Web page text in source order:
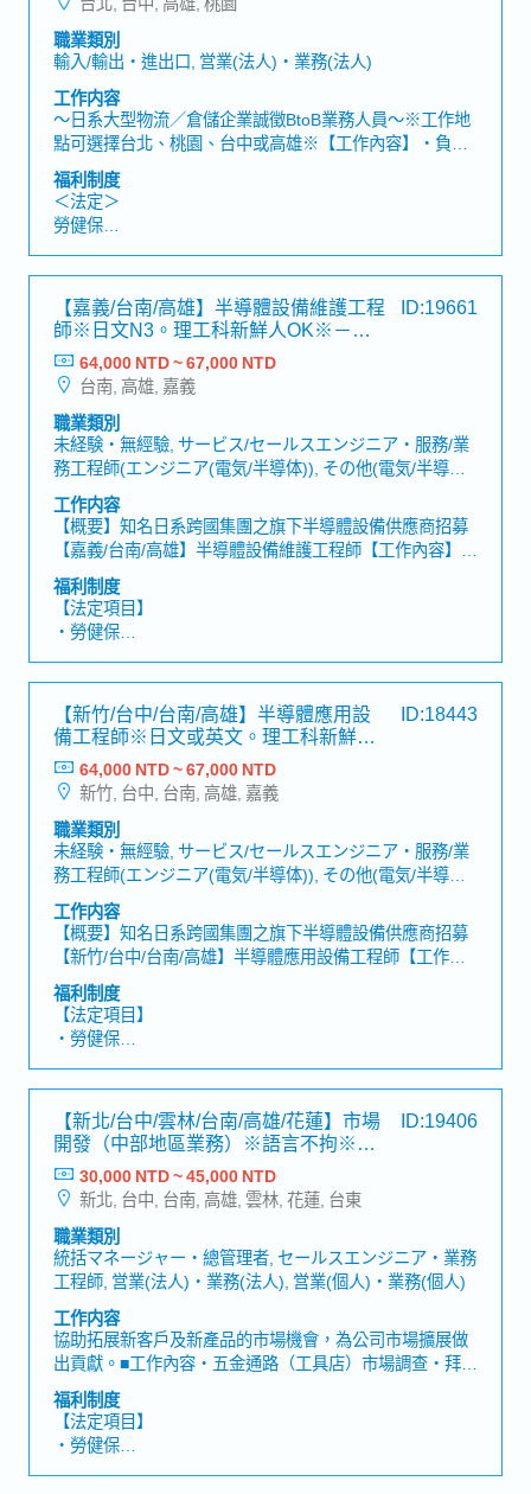
職業類別
輸入/輸出・進出口, 営業(法人)・業務(法人)
工作内容
～日系大型物流／倉儲企業誠徵BtoB業務人員～※工作地
點可選擇台北、桃園、台中或高雄※【工作內容】・負責
國際進出口、國內運輸、倉儲管理及庫存管理等整體物流
服務業務・開發新客戶並維護既有客戶關係※主要以新客
戶開發為主・透過電話開發潛在客戶，安排拜訪行程並進
行業務提案・了解客戶需求，提供最適合的物流解決方案
福利制度
＜法定＞
勞健保
各種休假(特別休假、婚假、喪假、生理假、產檢假、陪產
假、產假、育嬰假)
退休金
＜公司福利＞
・獎金：1個月～※依公司內部規定決定
・三節獎金
・員工旅遊(不定期)
【嘉義/台南/高雄】半導體設備維護工程
師※日文N3。理工科新鮮人OK※－日
系半導體設備供應商
ID:19661
64,000 NTD ~ 67,000 NTD
台南, 高雄, 嘉義
職業類別
未経験・無經驗, サービス/セールスエンジニア・服務/業
務工程師(エンジニア(電気/半導体)), その他(電気/半導体)
エンジニア・其他(電機/半導體)工程師, サービス/セール
スエンジニア・服務/業務工程師(エンジニア(機械)), その
他(機械)エンジニア・其他(機械)工程師
工作内容
【概要】知名日系跨國集團之旗下半導體設備供應商招募
【嘉義/台南/高雄】半導體設備維護工程師【工作內容】・
半導體設備機台裝設、維修、保養・機台問題分析與解
決・社內一般事務處理・國內、海外設備業務支援
福利制度
【法定項目】
・勞健保
・各種休假（特別休假、婚假、喪假、生理假、產檢假、
陪產假、產假、育嬰假）
・退休金
【公司福利】
・ 一年三次獎金
・各項勤務津貼
・優於勞基法的加班計算倍率
・定期健康檢查
・優於勞基法的特別休假制度、全薪病假
・國內外培訓制度、學習補助、日語課程
・提案獎金、久任獎金、久任假等
【新竹/台中/台南/高雄】半導體應用設
備工程師※日文或英文。理工科新鮮人
OK※－日系半導體設備供應商
ID:18443
64,000 NTD ~ 67,000 NTD
新竹, 台中, 台南, 高雄, 嘉義
職業類別
未経験・無經驗, サービス/セールスエンジニア・服務/業
務工程師(エンジニア(電気/半導体)), その他(電気/半導体)
エンジニア・其他(電機/半導體)工程師, サービス/セール
スエンジニア・服務/業務工程師(エンジニア(機械)), その
他(機械)エンジニア・其他(機械)工程師
工作内容
【概要】知名日系跨國集團之旗下半導體設備供應商招募
【新竹/台中/台南/高雄】半導體應用設備工程師【工作內
容】・機台問題現象掌握及資料收集・機台問題分析與解
決・報告作成及整理、仕樣書交涉、Demo支援・社內一
般事務處理・國內、海外設備業務支援※可配合加班/輪
班、需3休3輪班
福利制度
【法定項目】
・勞健保
・各種休假（特別休假、婚假、喪假、生理假、產檢假、
陪產假、產假、育嬰假）
・退休金
【公司福利】
・ 一年三次獎金
・各項勤務津貼
・優於勞基法的加班計算倍率
・定期健康檢查
・優於勞基法的特別休假制度、全薪病假
・國內外培訓制度、學習補助、日語課程
・提案獎金、久任獎金、久任假等
【新北/台中/雲林/台南/高雄/花蓮】市場
開發（中部地區業務）※語言不拘※－
日系機械製造商
ID:19406
30,000 NTD ~ 45,000 NTD
新北, 台中, 台南, 高雄, 雲林, 花蓮, 台東
職業類別
統括マネージャー・總管理者, セールスエンジニア・業務
工程師, 営業(法人)・業務(法人), 営業(個人)・業務(個人)
工作内容
協助拓展新客戶及新產品的市場機會，為公司市場擴展做
出貢獻。■工作內容・五金通路（工具店）市場調查・拜訪
經銷商及終端使用者・電動工具產品示範與商品介紹・確
認店面狀況並了解銷售情形・蒐集競爭產品及市場趨勢資
訊・收集客戶回饋並回報公司作為改善參考・開發新經銷
商及合作夥伴・參與公司內外部活動及展覽・完成主管交
辦事項■職位特色公司業務部門主要分為以下兩個團隊：
福利制度
【法定項目】
・勞健保